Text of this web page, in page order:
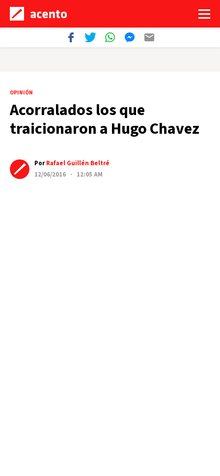
OPINIÓN
Acorralados los que
traicionaron a Hugo Chavez
PorRafael Guillén Beltré
12/06/2016 · 12:05 AM